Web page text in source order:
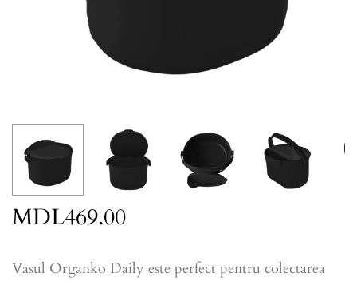
MDL469.00
Vasul Organko Daily este perfect pentru colectarea